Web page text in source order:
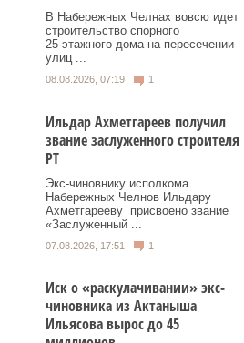
В Набережных Челнах вовсю идет
строительство спорного
25‑этажного дома на пересечении
улиц ...
08.08.2026, 07:19 1
Ильдар Ахметгареев получил
звание заслуженного строителя
РТ
Экс‑чиновнику исполкома
Набережных Челнов Ильдару
Ахметгарееву присвоено звание
«Заслуженный ...
07.08.2026, 17:51 1
Иск о «раскулачивании» экс-
чиновника из Актаныша
Ильясова вырос до 45